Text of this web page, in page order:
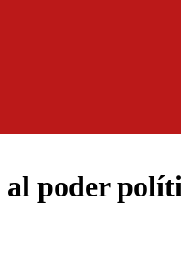
poder